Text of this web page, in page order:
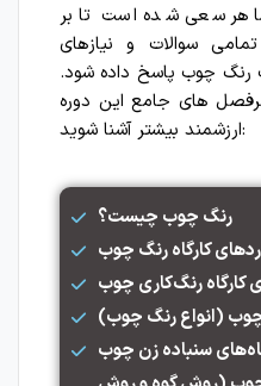
سعی شده است تا بر
سوالات و نیازهای
رنگ چوب پاسخ داده شود.
های جامع این دوره
ارزشمند بیشتر آشنا شوید:
رنگ چوب چیست؟
کارگاه رنگ چوب
کارگاه رنگ‌کاری چوب
چوب (انواع رنگ چوب)
سنباده زن چوب